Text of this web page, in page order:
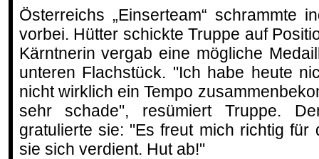
Österreichs „Einserteam“ schrammte
vorbei. Hütter schickte Truppe auf
Kärntnerin vergab eine mögliche
unteren Flachstück. "Ich habe heute
nicht wirklich ein Tempo
sehr schade", resümiert Truppe.
gratulierte sie: "Es freut mich richtig für
sie sich verdient. Hut ab!"